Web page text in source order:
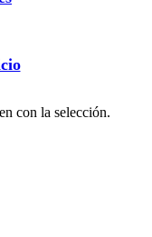
con la selección.